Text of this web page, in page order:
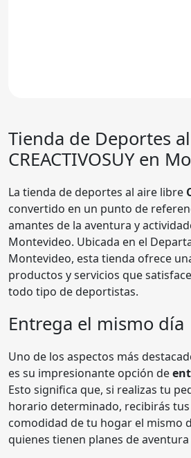
Tienda de Deportes
CREACTIVOSUYen
La tienda de deportes al aire libre
convertido en un punto de
amantes de la aventura y
Montevideo. Ubicada en el
Montevideo, esta tienda ofrece
productos y servicios que
todo tipo de deportistas.
Entrega el mismo día
Uno de los aspectos más
es su impresionante opción de
Esto significa que, si realizas tu
horario determinado, recibirás
comodidad de tu hogar el mismo
quienes tienen planes de